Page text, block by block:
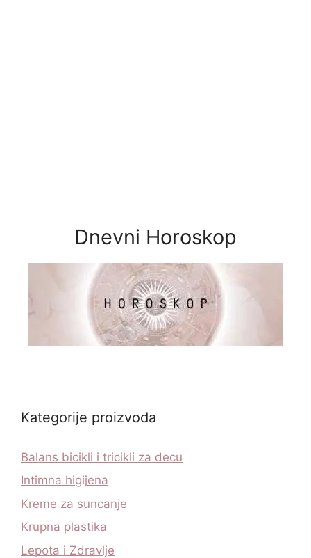
Dnevni Horoskop
Kategorije proizvoda
Balans bicikli i tricikli za decu
Intimna higijena
Kreme za suncanje
Krupna plastika
Lepota i Zdravlje